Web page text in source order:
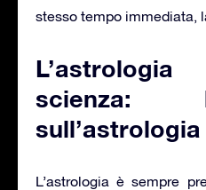
stesso tempo immediata,
scienza:
sull’astrologia
L’astrologia è sempre